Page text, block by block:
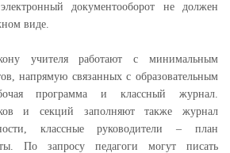
документооборот не должен
виде.
учителя работают с минимальным
напрямую связанных с образовательным
программа и классный журнал.
и секций заполняют также журнал
классные руководители – план
По запросу педагоги могут писать